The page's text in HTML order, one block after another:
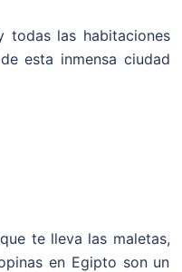
todas las habitaciones
esta inmensa ciudad
te lleva las maletas,
en Egipto son un